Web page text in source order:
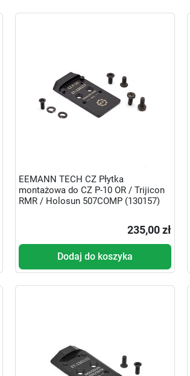
EEMANN TECH CZ Płytka
montażowa do CZ P-10 OR / Trijicon
RMR / Holosun 507COMP (130157)
235,00 zł
Dodaj do koszyka